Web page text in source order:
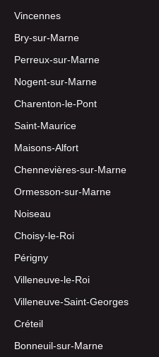
Vincennes
Bry-sur-Marne
Perreux-sur-Marne
Nogent-sur-Marne
Charenton-le-Pont
Saint-Maurice
Maisons-Alfort
Chennevières-sur-Marne
Ormesson-sur-Marne
Noiseau
Choisy-le-Roi
Périgny
Villeneuve-le-Roi
Villeneuve-Saint-Georges
Créteil
Bonneuil-sur-Marne